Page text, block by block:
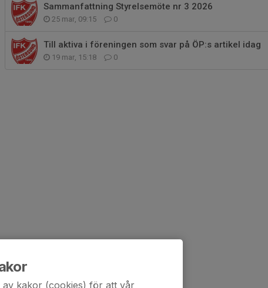
Sammanfattning Styrelsemöte nr 3 2026
25 mar, 09:15 0
Till aktiva i föreningen som svar på ÖP:s artikel idag
19 mar, 15:18 0
av kakor (cookies) för att vår